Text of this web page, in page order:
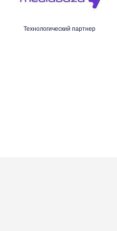
Технологический партнер